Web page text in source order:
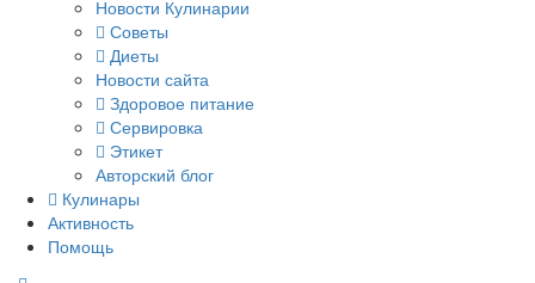
Новости Кулинарии
Советы
Диеты
Новости сайта
Здоровое питание
Сервировка
Этикет
Авторский блог
Кулинары
Активность
Помощь